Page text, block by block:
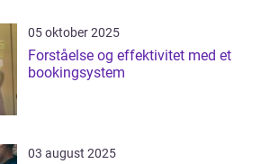
05 oktober 2025
Forståelse og effektivitet med et
bookingsystem
03 august 2025